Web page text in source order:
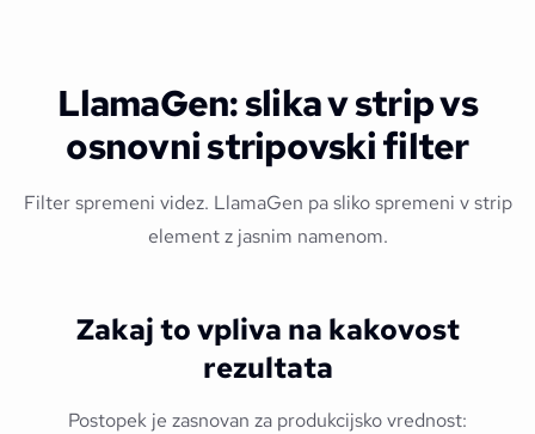
LlamaGen: slika v strip vs
osnovni stripovski filter
Filter spremeni videz. LlamaGen pa sliko spremeni v strip
element z jasnim namenom.
Zakaj to vpliva na kakovost
rezultata
Postopek je zasnovan za produkcijsko vrednost: